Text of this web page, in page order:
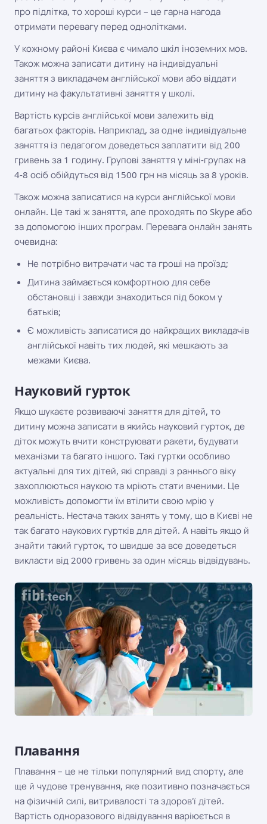
про підлітка, то хороші курси – це гарна нагода
отримати перевагу перед однолітками.
У кожному районі Києва є чимало шкіл іноземних мов.
Також можна записати дитину на індивідуальні
заняття з викладачем англійської мови або віддати
дитину на факультативні заняття у школі.
Вартість курсів англійської мови залежить від
багатьох факторів. Наприклад, за одне індивідуальне
заняття із педагогом доведеться заплатити від 200
гривень за 1 годину. Групові заняття у міні-групах на
4-8 осіб обійдуться від 1500 грн на місяць за 8 уроків.
Також можна записатися на курси англійської мови
онлайн. Це такі ж заняття, але проходять по Skype або
за допомогою інших програм. Перевага онлайн занять
очевидна:
Не потрібно витрачати час та гроші на проїзд;
Дитина займається комфортною для себе
обстановці і завжди знаходиться під боком у
батьків;
Є можливість записатися до найкращих викладачів
англійської навіть тих людей, які мешкають за
межами Києва.
Науковий гурток
Якщо шукаєте розвиваючі заняття для дітей, то
дитину можна записати в якийсь науковий гурток, де
діток можуть вчити конструювати ракети, будувати
механізми та багато іншого. Такі гуртки особливо
актуальні для тих дітей, які справді з раннього віку
захоплюються наукою та мріють стати вченими. Це
можливість допомогти їм втілити свою мрію у
реальність. Нестача таких занять у тому, що в Києві не
так багато наукових гуртків для дітей. А навіть якщо й
знайти такий гурток, то швидше за все доведеться
викласти від 2000 гривень за один місяць відвідувань.
Плавання
Плавання – це не тільки популярний вид спорту, але
ще й чудове тренування, яке позитивно позначається
на фізичній силі, витривалості та здоров'ї дітей.
Вартість одноразового відвідування варіюється в